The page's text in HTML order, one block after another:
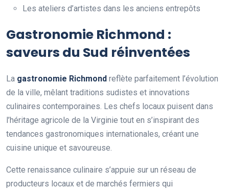
Les ateliers d’artistes dans les anciens entrepôts
Gastronomie Richmond :
saveurs du Sud réinventées
La gastronomie Richmond reflète parfaitement l’évolution
de la ville, mêlant traditions sudistes et innovations
culinaires contemporaines. Les chefs locaux puisent dans
l’héritage agricole de la Virginie tout en s’inspirant des
tendances gastronomiques internationales, créant une
cuisine unique et savoureuse.
Cette renaissance culinaire s’appuie sur un réseau de
producteurs locaux et de marchés fermiers qui